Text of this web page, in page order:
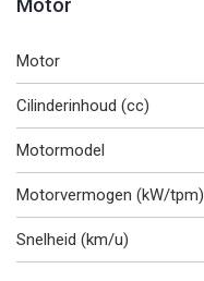
Motor
Motor
Cilinderinhoud (cc)
Motormodel
Motorvermogen (kW/tpm)
Snelheid (km/u)